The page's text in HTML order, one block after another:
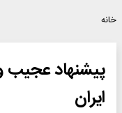
خانه
پیشنهاد عجیب
ایران